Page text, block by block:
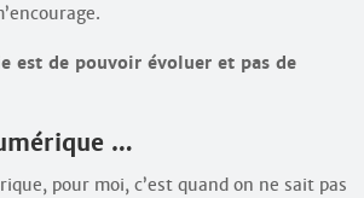
est de pouvoir évoluer et pas de
…
pour moi, c’est quand on ne sait pas